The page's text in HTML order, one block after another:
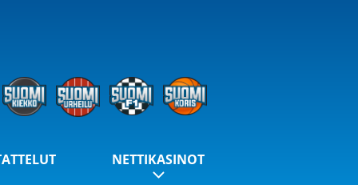
NETTIKASINOT